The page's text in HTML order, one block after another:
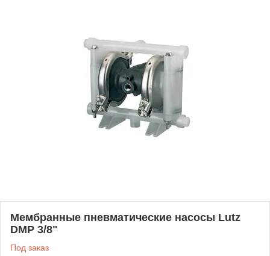
Мембранные пневматические насосы Lutz
DMP 3/8"
Под заказ